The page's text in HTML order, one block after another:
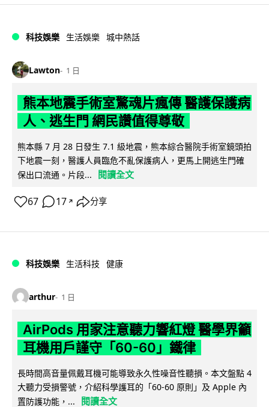
科技娛樂 生活娛樂 城中熱話
Lawton 1 日
熊本地震手術室驚魂片瘋傳 醫護保護病
人、逃生門 網民讚值得尊敬
熊本縣 7 月 28 日發生 7.1 級地震，熊本綜合醫院手術室鏡頭拍
下地震一刻，醫護人員臨危不亂保護病人，更馬上開逃生門確
保出口流通。片段...
閱讀全文
67 17 ↗ 分享
科技娛樂 生活科技 健康
arthur 1 日
AirPods 用家注意聽力響紅燈 醫學界籲
耳機用戶謹守「60-60」鐵律
長時間高音量佩戴耳機可能導致永久性噪音性聽損。本文盤點 4
大聽力受損警號，介紹科學護耳的「60-60 原則」及 Apple 內
置防護功能，...
閱讀全文